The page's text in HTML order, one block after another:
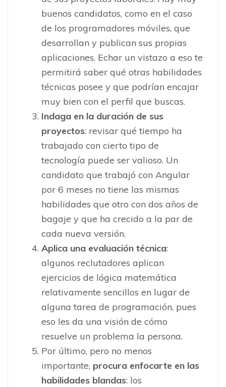
buenos candidatos, como en el caso
de los programadores móviles, que
desarrollan y publican sus propias
aplicaciones. Echar un vistazo a eso te
permitirá saber qué otras habilidades
técnicas posee y que podrían encajar
muy bien con el perfil que buscas.
Indaga en la duración de sus
proyectos: revisar qué tiempo ha
trabajado con cierto tipo de
tecnología puede ser valioso. Un
candidato que trabajó con Angular
por 6 meses no tiene las mismas
habilidades que otro con dos años de
bagaje y que ha crecido a la par de
cada nueva versión.
Aplica una evaluación técnica:
algunos reclutadores aplican
ejercicios de lógica matemática
relativamente sencillos en lugar de
alguna tarea de programación, pues
eso les da una visión de cómo
resuelve un problema la persona.
Por último, pero no menos
importante, procura enfocarte en las
habilidades blandas: los